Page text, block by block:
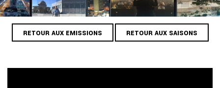
RETOUR AUX EMISSIONS RETOUR AUX SAISONS